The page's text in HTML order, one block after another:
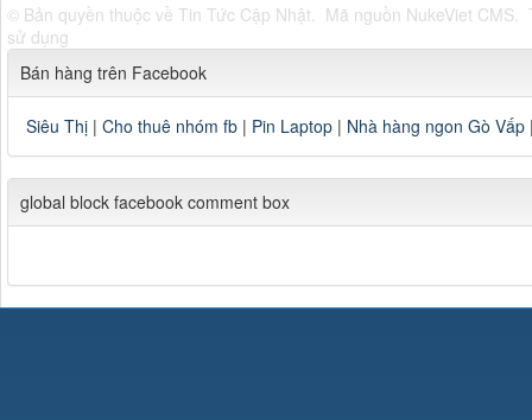
© Bản quyền thuộc về Tin Tức Cập Nhật Mã nguồn NukeViet CMS
sử dụng
Bán hàng trên Facebook
Siêu Thị | Cho thuê nhóm fb | Pin Laptop | Nhà hàng ngon Gò Vấp
global block facebook comment box